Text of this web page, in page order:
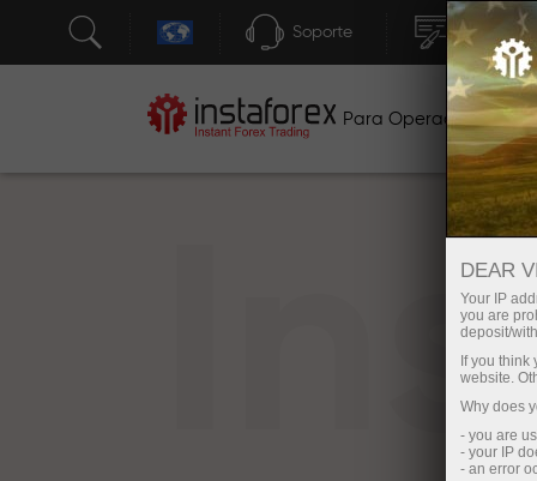
Soporte Apertura
Para Operadores
DEAR
Your IP
you are
deposit/
If you
website.
Why does
- you are
- your IP
- an error